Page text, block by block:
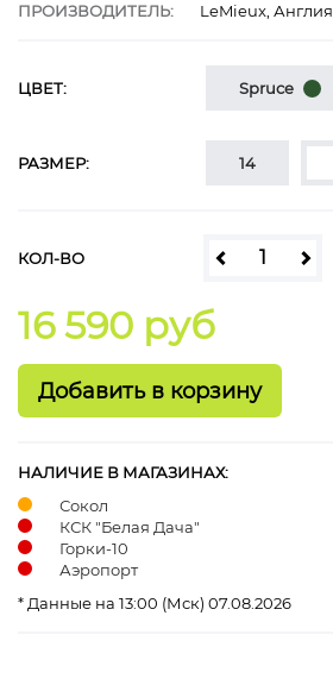
ПРОИЗВОДИТЕЛЬ: LeMieux, Англия
ЦВЕТ: Spruce
РАЗМЕР: 14
КОЛ-ВО
16 590 руб
НАЛИЧИЕ В МАГАЗИНАХ:
Сокол
КСК "Белая Дача"
Горки-10
Аэропорт
* Данные на 13:00 (Мск) 07.08.2026